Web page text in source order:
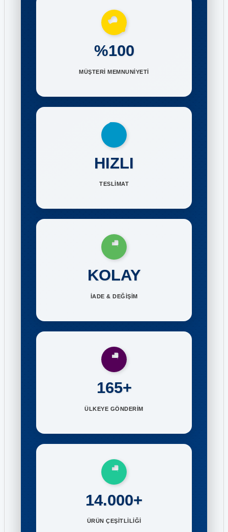
%100
MÜŞTERİ MEMNUNİYETİ
HIZLI
TESLİMAT
KOLAY
İADE & DEĞİŞİM
165+
ÜLKEYE GÖNDERİM
14.000+
ÜRÜN ÇEŞİTLİLİĞİ